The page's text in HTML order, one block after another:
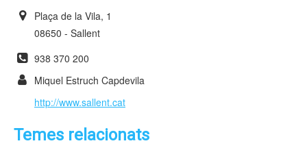
Plaça de la Vila, 1
08650 - Sallent
938 370 200
Miquel Estruch Capdevila
http://www.sallent.cat
Temes relacionats